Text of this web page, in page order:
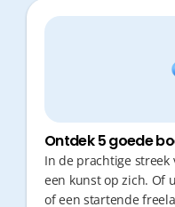
Ontdek 5 goede
In de prachtige
een kunst op zich. Of
of een startende